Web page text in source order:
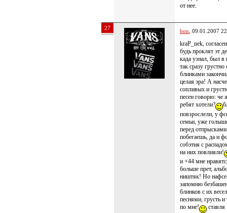
от нее.
27 bon , 09.01.2007
kraP_nek,
будь проклят эт
када узнал, был в
так сразу
блинками
целая эра! А
сопливых и
песен говорю: че
ребят хотели?
повзрослели, у
семьи, уже
перед
побегаешь, да и
собэтия с
на них повлияли!
и +44 мне
больше прет,
ништяк! Но
запомню
блинков с их
песнями, грусть и
по мне!
ставля